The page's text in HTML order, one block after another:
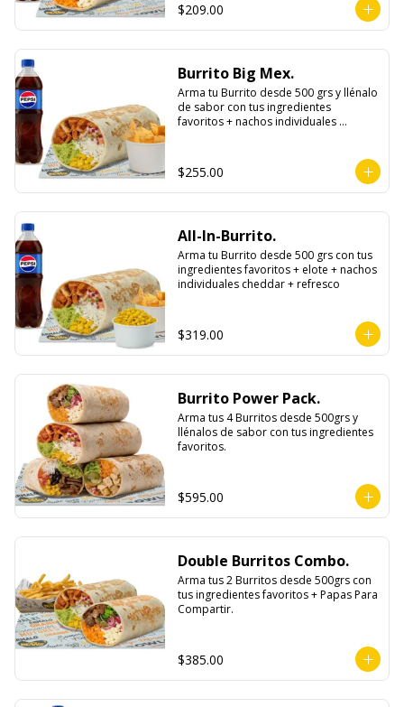
$209.00
Burrito Big Mex.
Arma tu Burrito desde 500 grs y llénalo
de sabor con tus ingredientes
favoritos + nachos individuales
$255.00
All-In-Burrito.
Arma tu Burrito desde 500 grs con tus
ingredientes favoritos + elote + nachos
individuales cheddar + refresco
$319.00
Burrito Power Pack.
Arma tus 4 Burritos desde 500grs y
llénalos de sabor con tus ingredientes
favoritos.
$595.00
Double Burritos Combo.
Arma tus 2 Burritos desde 500grs con
tus ingredientes favoritos + Papas Para
Compartir.
$385.00